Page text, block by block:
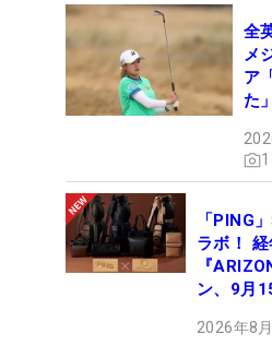
全
メ
ア
た
1
「PING
ラボ！
『
ン、9月
2026年8